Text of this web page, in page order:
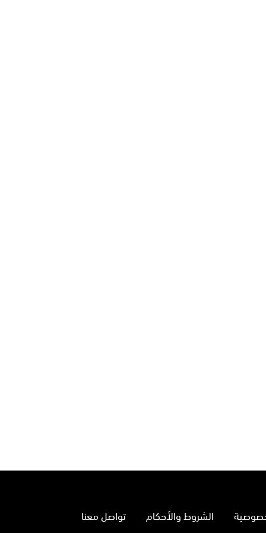
الشروط والأحكام
تواصل معنا